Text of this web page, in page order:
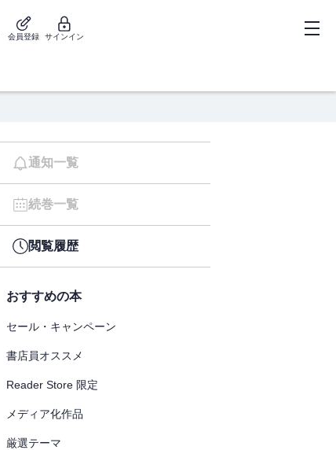
会員登録 サインイン
通知一覧
続巻一覧
閲覧履歴
おすすめの本
セール・キャンペーン
書店員オススメ
Reader Store 限定
メディア化作品
厳選テーマ